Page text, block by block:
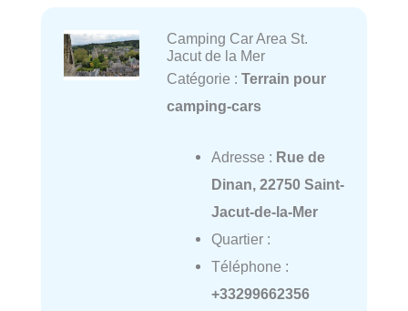
Camping Car Area St.
Jacut de la Mer
Catégorie : Terrain pour
camping-cars
Adresse : Rue de
Dinan, 22750 Saint-
Jacut-de-la-Mer
Quartier :
Téléphone :
+33299662356